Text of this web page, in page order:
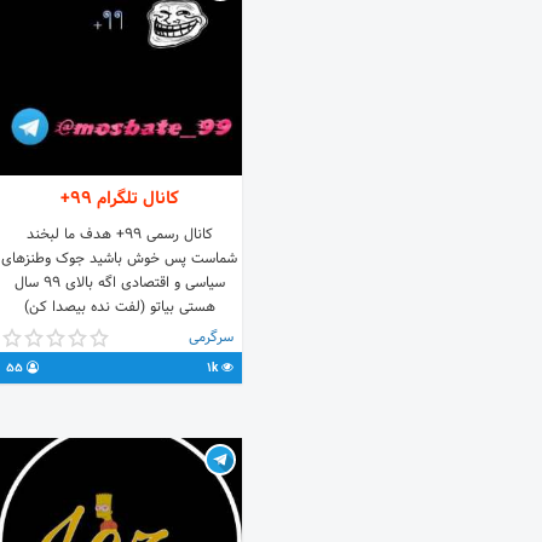
کانال تلگرام 99+
کانال رسمی 99+ هدف ما لبخند
شماست پس خوش باشید جوک وطنزهای
سیاسی و اقتصادی اگه بالای 99 سال
هستی بیاتو (لفت نده بیصدا کن)
Admin: @N28576 @mosbate_99
سرگرمی
1k
55